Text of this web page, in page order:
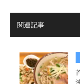
関連記事